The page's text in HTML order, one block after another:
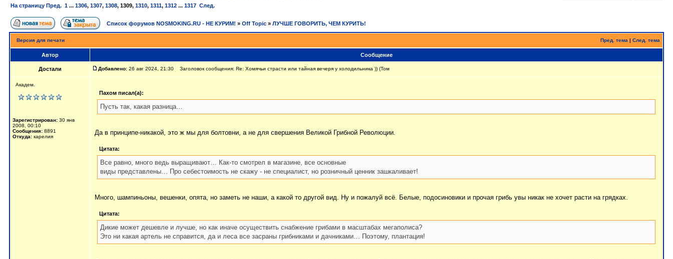
На страницу Пред. 1 ... 1306, 1307, 1308, 1309, 1310, 1311, 1312 ... 1317 След.
Список форумов NOSMOKING.RU - НЕ КУРИМ! » Off Topic » ЛУЧШЕ ГОВОРИТЬ, ЧЕМ КУРИТЬ!
Версия для печати Пред. тема | След. тема
Автор Сообщение
Достали Добавлено: 26 авг 2024, 21:30 Заголовок сообщения: Re: Хомячьи страсти или тайная вечеря у холодильника )) (Том
Академ.
Зарегистрирован: 30 янв
2008, 00:10
Сообщения: 8891
Откуда: карелия
Пахом писал(а):
Пусть так, какая разница…
Да в принципе-никакой, это ж мы для болтовни, а не для свершения Великой Грибной Революции.
Цитата:
Все равно, много ведь выращивают… Как-то смотрел в магазине, все основные
виды представлены… Про себестоимость не скажу - не специалист, но розничный ценник зашкаливает!
Много, шампиньоны, вешенки, опята, но заметь не наши, а какой то другой вид. Ну и пожалуй всё. Белые, подосиновики и прочая грибь увы никак не хочет расти на грядках.
Цитата:
Дикие может дешевле и лучше, но как иначе осуществить снабжение грибами в масштабах мегаполиса?
Это ни какая артель не справится, да и леса все засраны грибниками и дачниками… Поэтому, плантация!